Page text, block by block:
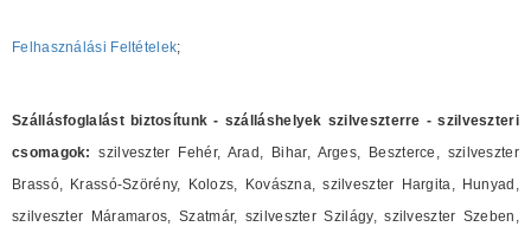
Felhasználási Feltételek;
Szállásfoglalást biztosítunk - szálláshelyek szilveszterre - szilveszteri
csomagok: szilveszter Fehér, Arad, Bihar, Arges, Beszterce, szilveszter
Brassó, Krassó-Szörény, Kolozs, Kovászna, szilveszter Hargita, Hunyad,
szilveszter Máramaros, Szatmár, szilveszter Szilágy, szilveszter Szeben,